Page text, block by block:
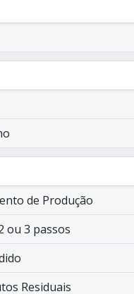
de Produção
ou 3 passos
Residuais